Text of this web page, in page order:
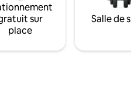
sur
place
Salle de